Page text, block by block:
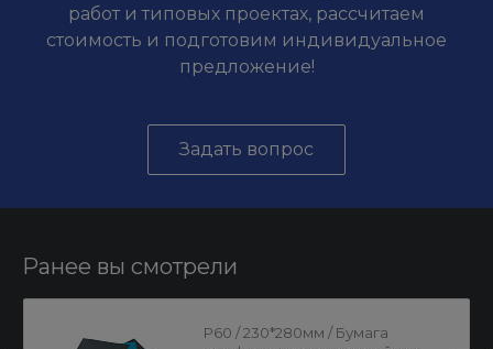
работ и типовых проектах, рассчитаем
стоимость и подготовим индивидуальное
предложение!
Задать вопрос
Ранее вы смотрели
Р60 / 230*280мм / Бумага